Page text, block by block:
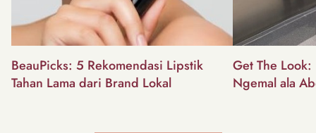
BeauPicks: 5 Rekomendasi Lipstik
Tahan Lama dari Brand Lokal
Get The
Ngemal ala